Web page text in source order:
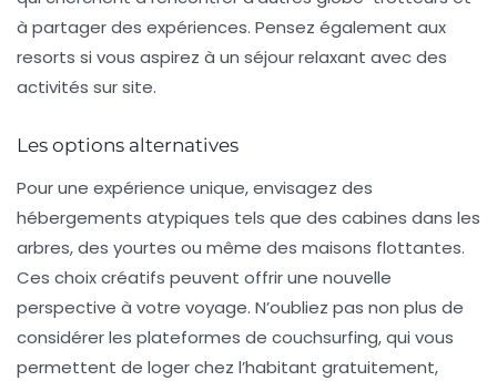
à partager des expériences. Pensez également aux
resorts si vous aspirez à un séjour relaxant avec des
activités sur site.
Les options alternatives
Pour une expérience unique, envisagez des
hébergements atypiques tels que des cabines dans les
arbres, des yourtes ou même des maisons flottantes.
Ces choix créatifs peuvent offrir une nouvelle
perspective à votre voyage. N’oubliez pas non plus de
considérer les plateformes de couchsurfing, qui vous
permettent de loger chez l’habitant gratuitement,